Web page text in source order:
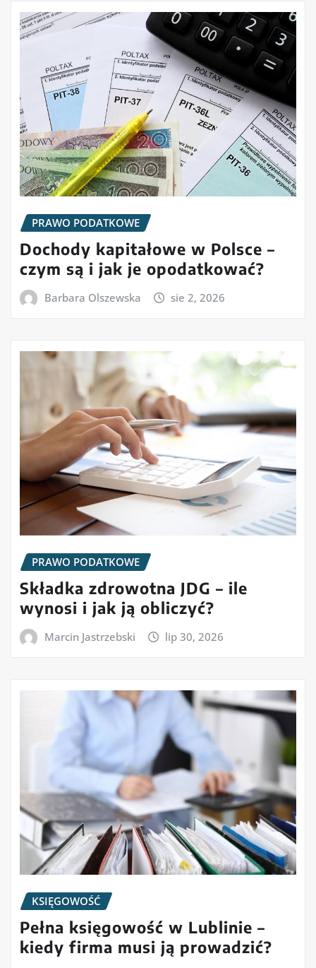
PRAWO PODATKOWE
Dochody kapitałowe w Polsce –
czym są i jak je opodatkować?
Barbara Olszewska sie 2, 2026
PRAWO PODATKOWE
Składka zdrowotna JDG – ile
wynosi i jak ją obliczyć?
Marcin Jastrzebski lip 30, 2026
KSIĘGOWOŚĆ
Pełna księgowość w Lublinie –
kiedy firma musi ją prowadzić?